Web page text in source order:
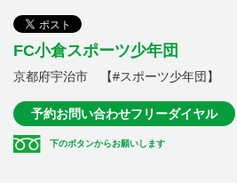
FC小倉スポーツ少年団
京都府宇治市 【#スポーツ少年団】
予約お問い合わせフリーダイヤル
下のボタンからお願いします